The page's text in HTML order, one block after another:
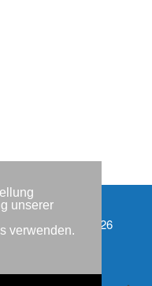
unserer
verwenden.© IWR 2026